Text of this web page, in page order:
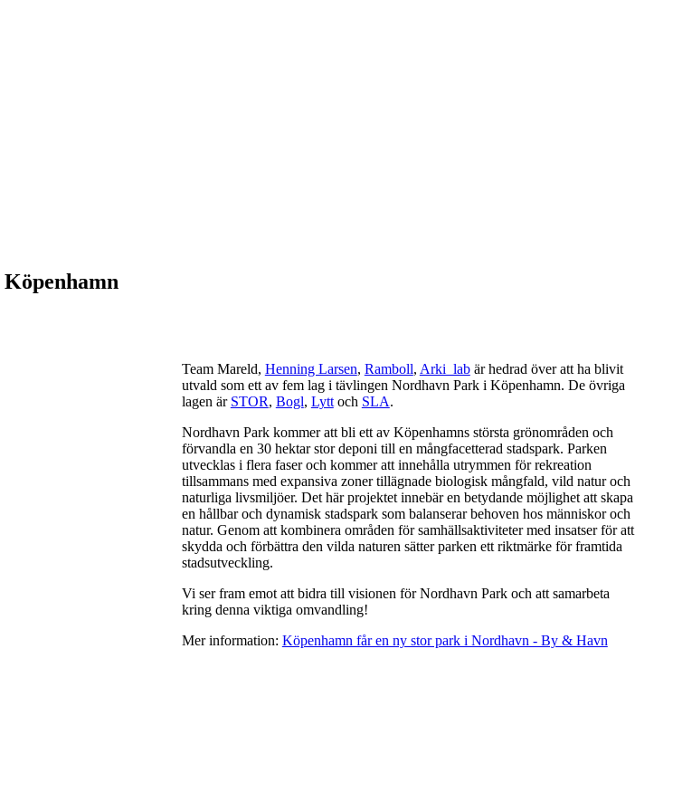
Team Mareld, Henning Larsen, Ramboll, Arki_lab är hedrad över att ha blivit
utvald somett av fem lag i tävlingen Nordhavn Park i Köpenhamn. De övriga
lagen är STOR, Bogl, Lyttoch SLA.
Nordhavn Park kommer att bli ett av Köpenhamns största grönområden och
förvandla en 30 hektar stor deponi till en mångfacetterad stadspark. Parken
utvecklas i flera faser och kommer att innehålla utrymmen för rekreation
tillsammans med expansiva zoner tillägnade biologisk mångfald, vild natur och
naturliga livsmiljöer. Det här projektet innebär en betydande möjlighet att skapa
en hållbar och dynamisk stadspark som balanserar behoven hos människor och
natur. Genom att kombinera områden för samhällsaktiviteter med insatser för att
skydda och förbättra den vilda naturen sätter parken ett riktmärke för framtida
stadsutveckling.
Vi ser fram emot att bidra till visionen för Nordhavn Park och att samarbeta
kring denna viktiga omvandling!
Mer information: Köpenhamn får en ny stor park i Nordhavn - By & Havn